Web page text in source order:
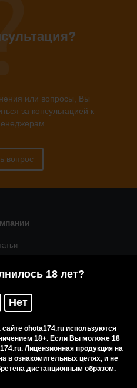
18 лет?
Нет
ohota174.ru используются
18+. Если Вы моложе 18
Лицензионная продукция на
в ознакомительных целях, и не
дистанционным образом.
или вопросы, Вы
за консультацией к
вопрос
товаров
сайта